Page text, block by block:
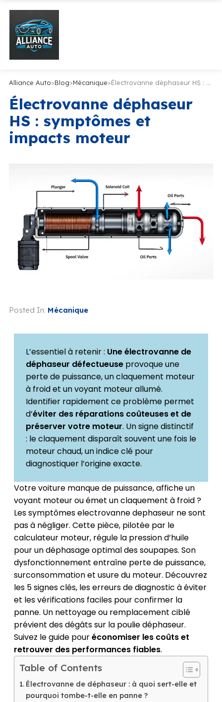
Alliance Auto>Blog>Mécanique> Électrovanne déphaseur HS : symptômes et impacts moteur
Électrovanne déphaseur
HS : symptômes et
impacts moteur
Posted In: Mécanique
L’essentiel à retenir : Une électrovanne de
déphaseur défectueuseprovoque une
perte de puissance, un claquement moteur
à froid et un voyant moteur allumé.
Identifier rapidement ce problème permet
d’éviter des réparations coûteuses et de
préserver votre moteur. Un signe distinctif
: le claquement disparaît souvent une fois le
moteur chaud, un indice clé pour
diagnostiquer l’origine exacte.
Votre voiture manque de puissance, affiche un
voyant moteur ou émet un claquement à froid ?
Les symptômes electrovanne dephaseur ne sont
pas à négliger. Cette pièce, pilotée par le
calculateur moteur, régule la pression d’huile
pour un déphasage optimal des soupapes. Son
dysfonctionnement entraîne perte de puissance,
surconsommation et usure du moteur. Découvrez
les 5 signes clés, les erreurs de diagnostic à éviter
et les vérifications faciles pour confirmer la
panne. Un nettoyage ou remplacement ciblé
prévient des dégâts sur la poulie déphaseur.
Suivez le guide pouréconomiser les coûts et
retrouver des performances fiables.
Table of Contents
Électrovanne de déphaseur : à quoi sert-elle et
pourquoi tombe-t-elle en panne ?